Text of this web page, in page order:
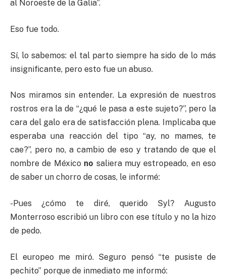
al Noroeste de la Galia”.
Eso fue todo.
Sí, lo sabemos: el tal parto siempre ha sido de lo más
insignificante, pero esto fue un abuso.
Nos miramos sin entender. La expresión de nuestros
rostros era la de “¿qué le pasa a este sujeto?”, pero la
cara del galo era de satisfacción plena. Implicaba que
esperaba una reacción del tipo “ay, no mames, te
cae?”, pero no, a cambio de eso y tratando de que el
nombre de México no saliera muy estropeado, en eso
de saber un chorro de cosas, le informé:
-Pues ¿cómo te diré, querido Syl? Augusto
Monterroso escribió un libro con ese título y no la hizo
de pedo.
El europeo me miró. Seguro pensó “te pusiste de
pechito” porque de inmediato me informó: